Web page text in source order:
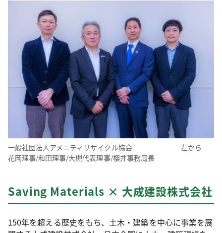
一般社団法人アメニティリサイクル協会 左から
花岡理事/和田理事/大槻代表理事/櫻井事務局長
Saving Materials × 大成建設株式会社
150年を超える歴史をもち、土木・建築を中心に事業を展